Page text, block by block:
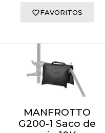
FAVORITOS
MANFROTTO
G200-1 Saco de